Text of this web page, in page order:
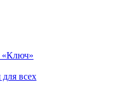
«Ключ»
всех